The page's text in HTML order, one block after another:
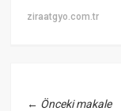
ziraatgyo.com.tr
← Önceki makale